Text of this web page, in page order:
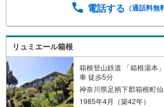
保
す
る
電話する （通話料無
リュミエール箱根
箱根登山鉄道 「箱根湯本
車 徒歩5分
神奈川県足柄下郡箱根町
1985年4月（築42年）